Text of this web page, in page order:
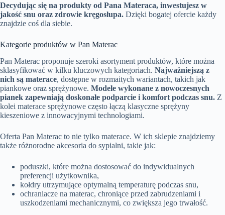
Decydując się na produkty od Pana Materaca, inwestujesz w
jakość snu oraz zdrowie kręgosłupa. Dzięki bogatej ofercie każdy
znajdzie coś dla siebie.
Kategorie produktów w Pan Materac
Pan Materac proponuje szeroki asortyment produktów, które można
sklasyfikować w kilku kluczowych kategoriach. Najważniejszą z
nich są materace, dostępne w rozmaitych wariantach, takich jak
piankowe oraz sprężynowe. Modele wykonane z nowoczesnych
pianek zapewniają doskonałe podparcie i komfort podczas snu. Z
kolei materace sprężynowe często łączą klasyczne sprężyny
kieszeniowe z innowacyjnymi technologiami.
Oferta Pan Materac to nie tylko materace. W ich sklepie znajdziemy
także różnorodne akcesoria do sypialni, takie jak:
poduszki, które można dostosować do indywidualnych
preferencji użytkownika,
kołdry utrzymujące optymalną temperaturę podczas snu,
ochraniacze na materac, chroniące przed zabrudzeniami i
uszkodzeniami mechanicznymi, co zwiększa jego trwałość.